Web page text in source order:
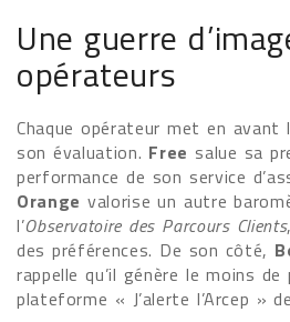
Une guerre
opérateurs
Chaque opérateur met en
son évaluation. Free salue sa
performance de son service
Orange valorise un autre
l’Observatoire des Parcours Clients
des préférences. De son côté,
rappelle qu’il génère le moins
plateforme « J’alerte l’Arcep »